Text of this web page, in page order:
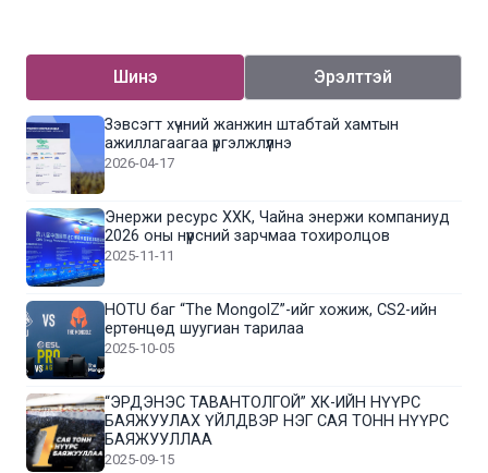
Шинэ Эрэлттэй
Зэвсэгт хүчний жанжин штабтай хамтын
ажиллагаагаа үргэлжлүүлнэ
2026-04-17
Энержи ресурс ХХК, Чайна энержи компаниуд
2026 оны нүүрсний зарчмаа тохиролцов
2025-11-11
HOTU баг “The MongolZ”-ийг хожиж, CS2-ийн
ертөнцөд шуугиан тарилаа
2025-10-05
“ЭРДЭНЭС ТАВАНТОЛГОЙ” ХК-ИЙН НҮҮРС
БАЯЖУУЛАХ ҮЙЛДВЭР НЭГ САЯ ТОНН НҮҮРС
БАЯЖУУЛЛАА
2025-09-15